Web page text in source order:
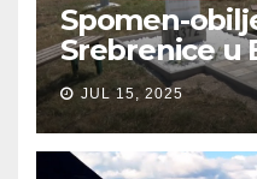
Spomen-
Srebrenice u
JUL 15, 2025